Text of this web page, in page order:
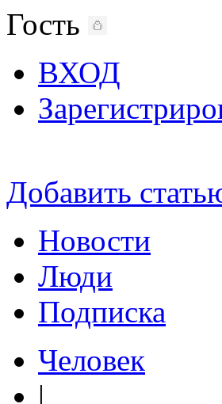
Гость
ВХОД
Добавить
Новости
Люди
Подписка
Человек
|